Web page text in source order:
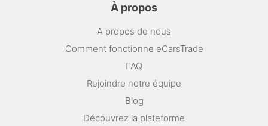
À propos
A propos de nous
Comment fonctionne eCarsTrade
FAQ
Rejoindre notre équipe
Blog
Découvrez la plateforme